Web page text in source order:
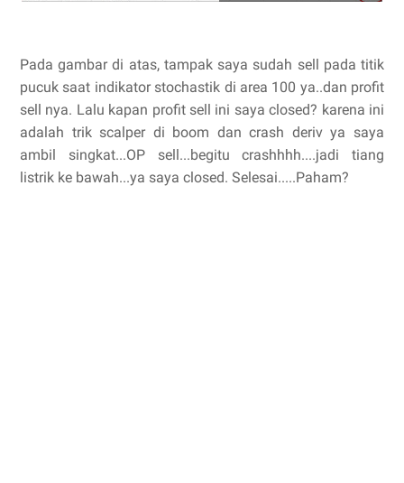
Pada gambar di atas, tampak saya sudah sell pada titik
pucuk saat indikator stochastik di area 100 ya..dan profit
sell nya. Lalu kapan profit sell ini saya closed? karena ini
adalah trik scalper di boom dan crash deriv ya saya
ambil singkat...OP sell...begitu crashhhh....jadi tiang
listrik ke bawah...ya saya closed. Selesai.....Paham?